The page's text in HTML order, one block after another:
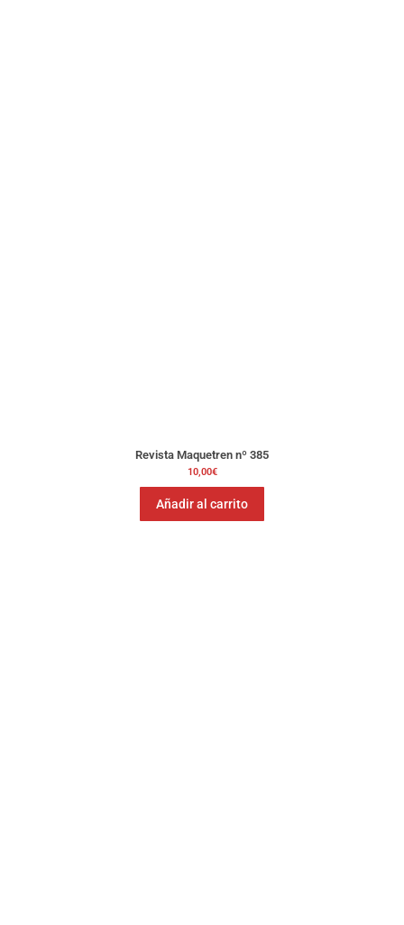
Revista Maquetren nº 385
10,00€
Añadir al carrito